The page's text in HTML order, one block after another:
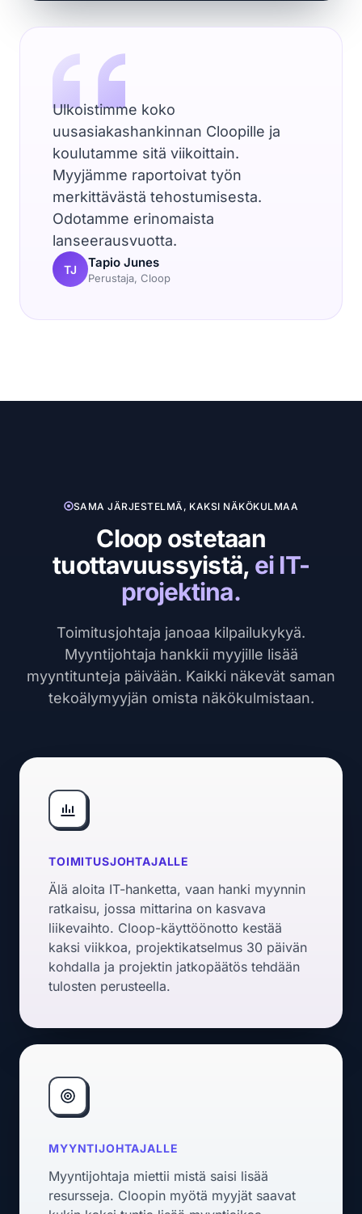
Ulkoistimme koko
uusasiakashankinnan Cloopille ja
koulutamme sitä viikoittain.
Myyjämme raportoivat työn
merkittävästä tehostumisesta.
Odotamme erinomaista
lanseerausvuotta.
TJ Tapio Junes
Perustaja, Cloop
SAMA JÄRJESTELMÄ, KAKSI NÄKÖKULMAA
Cloop ostetaan
tuottavuussyistä, ei IT-
projektina.
Toimitusjohtaja janoaa kilpailukykyä.
Myyntijohtaja hankkii myyjille lisää
myyntitunteja päivään. Kaikki näkevät saman
tekoälymyyjän omista näkökulmistaan.
TOIMITUSJOHTAJALLE
Älä aloita IT-hanketta, vaan hanki myynnin
ratkaisu, jossa mittarina on kasvava
liikevaihto. Cloop-käyttöönotto kestää
kaksi viikkoa, projektikatselmus 30 päivän
kohdalla ja projektin jatkopäätös tehdään
tulosten perusteella.
MYYNTIJOHTAJALLE
Myyntijohtaja miettii mistä saisi lisää
resursseja. Cloopin myötä myyjät saavat